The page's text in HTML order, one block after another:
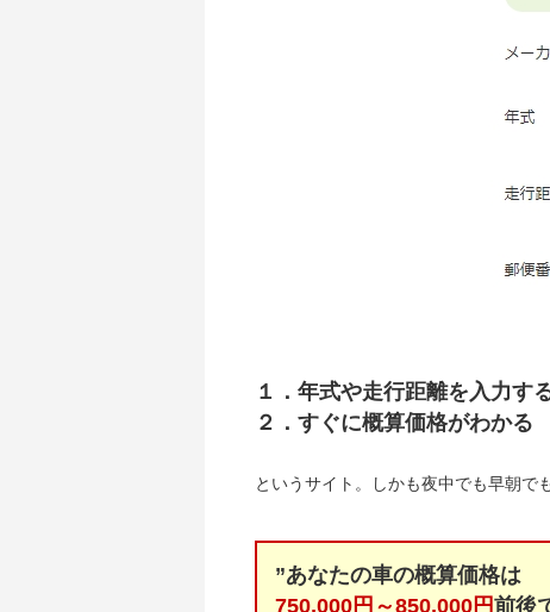
１．年式や走行距離を入力す
２．すぐに概算価格がわかる
というサイト。しかも夜中でも早朝で
”あなたの車の概算価格は
750,000円～850,000円前後